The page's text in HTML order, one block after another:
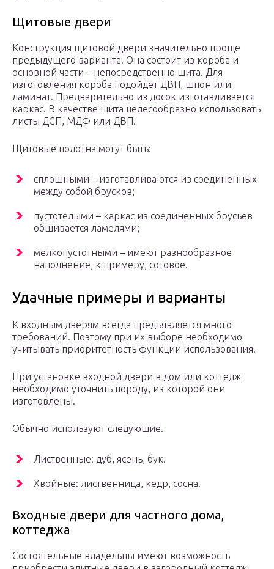
Щитовые двери
Конструкция щитовой двери значительно проще
предыдущего варианта. Она состоит из короба и
основной части – непосредственно щита. Для
изготовления короба подойдет ДВП, шпон или
ламинат. Предварительно из досок изготавливается
каркас. В качестве щита целесообразно использовать
листы ДСП, МДФ или ДВП.
Щитовые полотна могут быть:
сплошными – изготавливаются из соединенных
между собой брусков;
пустотелыми – каркас из соединенных брусьев
обшивается ламелями;
мелкопустотными – имеют разнообразное
наполнение, к примеру, сотовое.
Удачные примеры и варианты
К входным дверям всегда предъявляется много
требований. Поэтому при их выборе необходимо
учитывать приоритетность функции использования.
При установке входной двери в дом или коттедж
необходимо уточнить породу, из которой они
изготовлены.
Обычно используют следующие.
Лиственные: дуб, ясень, бук.
Хвойные: лиственница, кедр, сосна.
Входные двери для частного дома,
коттеджа
Состоятельные владельцы имеют возможность